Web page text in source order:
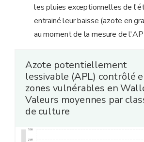
les pluies exceptionnelles de
entrainé leur baisse (azote en
au moment de la mesure de
Azote potentiellement
lessivable (APL) contrôlé
zones vulnérables en
Valeurs moyennes par
de culture